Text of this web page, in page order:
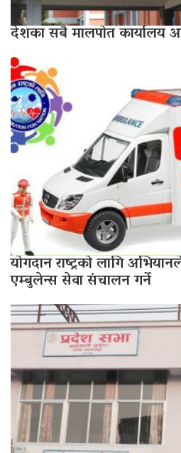
देशका सबै मालपोत कार्यालय
योगदान राष्ट्रको लागि
एम्बुलेन्स सेवा संचालन गर्ने